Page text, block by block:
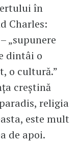
în
Charles:
„supunere
dintâi o
o cultură.”
creştină
religia
este mult
de apoi.